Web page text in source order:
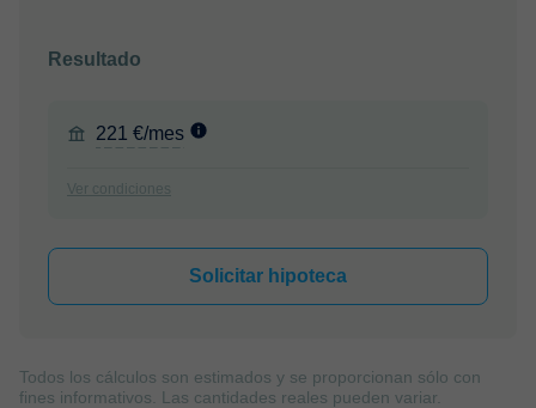
Resultado
221 €/mes
Ver condiciones
Solicitar hipoteca
Todos los cálculos son estimados y se proporcionan sólo con
fines informativos. Las cantidades reales pueden variar.